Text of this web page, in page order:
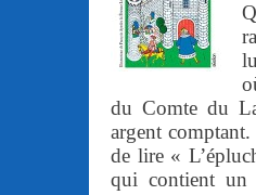
du Comte du
argent
de lire «
qui contient un